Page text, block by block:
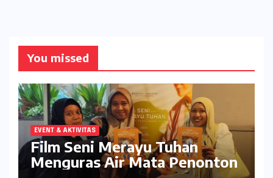
You missed
EVENT & AKTIVITAS
Film Seni Merayu Tuhan
Menguras Air Mata Penonton